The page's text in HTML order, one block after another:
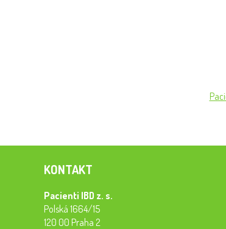
KONTAKT
Pacienti IBD z. s.
Polská 1664/15
120 00 Praha 2